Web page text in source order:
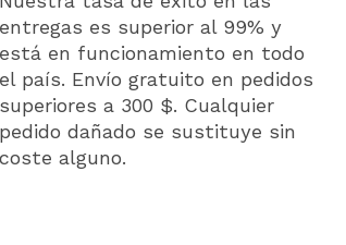
entregas es superior al 99% y
está en funcionamiento en todo
el país. Envío gratuito en pedidos
superiores a 300 $. Cualquier
pedido dañado se sustituye sin
coste alguno.